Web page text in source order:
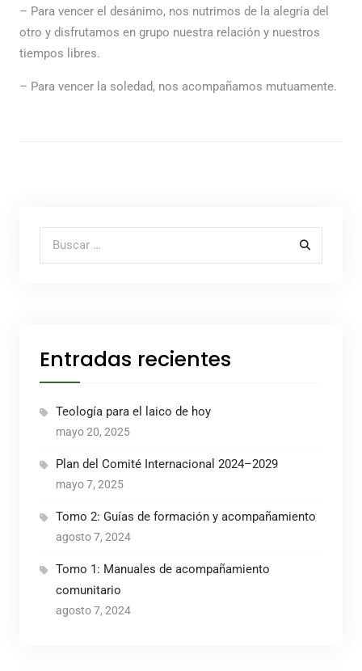
– Para vencer el desánimo, nos nutrimos de la alegría del
otro y disfrutamos en grupo nuestra relación y nuestros
tiempos libres.
– Para vencer la soledad, nos acompañamos mutuamente.
Buscar por:
Entradas recientes
Teología para el laico de hoy
mayo 20, 2025
Plan del Comité Internacional 2024–2029
mayo 7, 2025
Tomo 2: Guías de formación y acompañamiento
agosto 7, 2024
Tomo 1: Manuales de acompañamiento
comunitario
agosto 7, 2024